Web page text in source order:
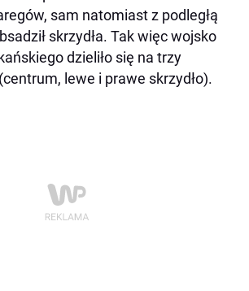
sam natomiast z podległą
skrzydła. Tak więc wojsko
dzieliło się na trzy
lewe i prawe skrzydło).